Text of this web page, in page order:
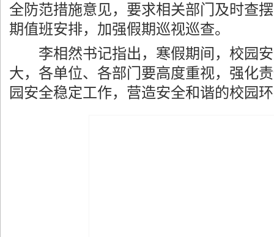
全防范措施意见，要求相关部门及时查
期值班安排，加强假期巡视巡查。
李相然书记指出，寒假期间，校园安
大，各单位、各部门要高度重视，强化
园安全稳定工作，营造安全和谐的校园